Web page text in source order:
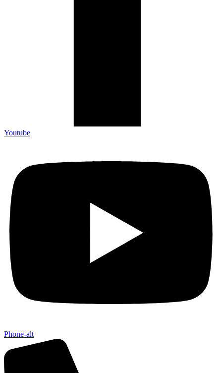
Youtube
Phone-alt